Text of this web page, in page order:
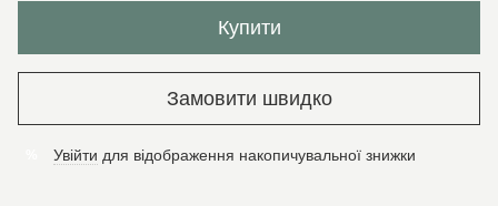
Купити
Замовити швидко
Увійти для відображення накопичувальної знижки